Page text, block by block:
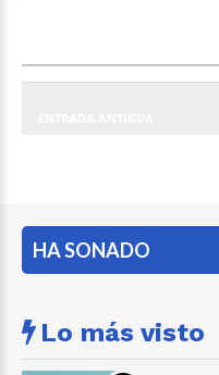
HA SONADO
Lo más visto